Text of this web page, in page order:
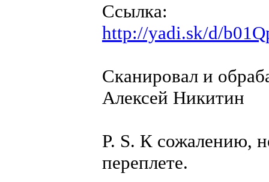
Ссылка:
http://yadi.sk/d/
Сканировал и
Алексей Никитин
P. S. К сожалению,
переплете.